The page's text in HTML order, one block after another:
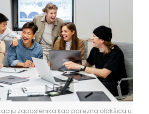
zaposlenika kao porezna olakšica u